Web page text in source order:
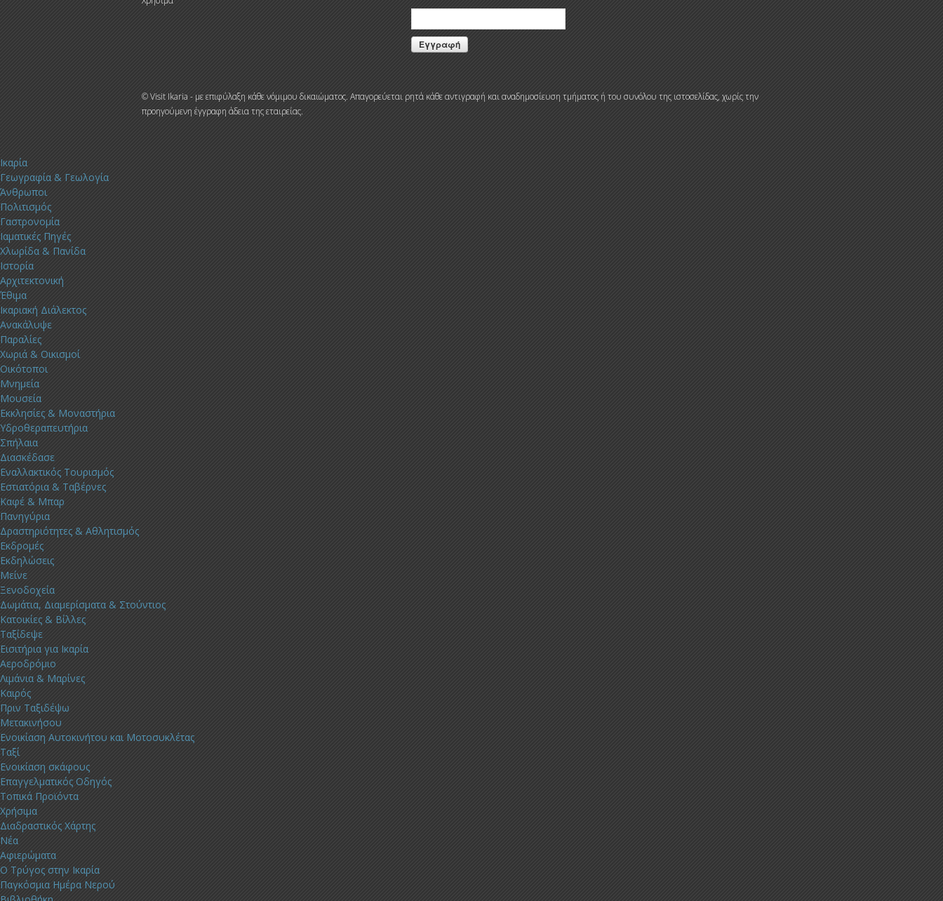
© Visit Ikaria - με επιφύλαξη κάθε νόμιμου δικαιώματος. Απαγορεύεται ρητά κάθε αντιγραφή και αναδημοσίευση τμήματος ή του συνόλου της ιστοσελίδας, χωρίς την
προηγούμενη έγγραφη άδεια της εταιρείας.
Ικαρία
Γεωγραφία & Γεωλογία
Άνθρωποι
Πολιτισμός
Γαστρονομία
Ιαματικές Πηγές
Χλωρίδα & Πανίδα
Ιστορία
Αρχιτεκτονική
Έθιμα
Ικαριακή Διάλεκτος
Ανακάλυψε
Παραλίες
Χωριά & Οικισμοί
Οικότοποι
Μνημεία
Μουσεία
Εκκλησίες & Μοναστήρια
Υδροθεραπευτήρια
Σπήλαια
Διασκέδασε
Εναλλακτικός Τουρισμός
Εστιατόρια & Ταβέρνες
Καφέ & Μπαρ
Πανηγύρια
Δραστηριότητες & Αθλητισμός
Εκδρομές
Εκδηλώσεις
Μείνε
Ξενοδοχεία
Δωμάτια, Διαμερίσματα & Στούντιος
Κατοικίες & Βίλλες
Ταξίδεψε
Εισιτήρια για Ικαρία
Αεροδρόμιο
Λιμάνια & Μαρίνες
Καιρός
Πριν Ταξιδέψω
Μετακινήσου
Ενοικίαση Αυτοκινήτου και Μοτοσυκλέτας
Ταξί
Ενοικίαση σκάφους
Επαγγελματικός Οδηγός
Τοπικά Προϊόντα
Χρήσιμα
Διαδραστικός Χάρτης
Νέα
Αφιερώματα
Ο Τρύγος στην Ικαρία
Παγκόσμια Ημέρα Νερού